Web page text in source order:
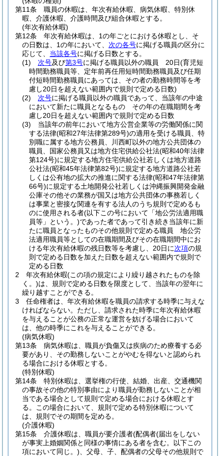
第11条
職員の休暇は、年次有給休暇、病気休暇、特別休
暇、介護休暇、介護時間及び組合休暇とする。
(年次有給休暇)
第12条
年次有給休暇は、1の年ごとにおける休暇とし、そ
の日数は、1の年において、 次の各号に掲げる職員の区分に
応じて、 当該各号に掲げる日数とする。
(1)
次号及び第3号に掲げる職員以外の職員 20日(育児短
時間勤務職員等、定年前再任用短時間勤務職員及び任期
付短時間勤務職員にあっては、その者の勤務時間等を考
慮し20日を超えない範囲内で規則で定める日数)
(2)
次号に掲げる職員以外の職員であって、当該年の中途
において新たに職員となるもの その年の在職期間を考
慮し20日を超えない範囲内で規則で定める日数
(3)
当該年の前年において地方公営企業等の労働関係に関
する法律(昭和27年法律第289号)の適用を受ける職員、特
別職に属する地方公務員、川西町以外の地方公共団体の
職員、国家公務員又は地方住宅供給公社法(昭和40年法律
第124号)に規定する地方住宅供給公社若しくは地方道路
公社法(昭和45年法律第82号)に規定する地方道路公社若
しくは公有地の拡大の推進に関する法律(昭和47年法律第
66号)に規定する土地開発公社若しくは沖縄振興開発金融
公庫その他その業務が国又は地方公共団体の事務若しく
は事業と密接な関連を有する法人のうち規則で定めるも
のに使用される者(以下この号において「地公労法適用職
員等」という。)であった者であって引き続き当該年に新
たに職員となったものその他規則で定める職員 地公労
法適用職員等としての在職期間及びその在職期間中にお
ける年次有給休暇の残日数等を考慮し、20日に次項の規
則で定める日数を加えた日数を超えない範囲内で規則で
定める日数
2
年次有給休暇(この項の規定により繰り越されたものを除
く。)は、規則で定める日数を限度として、当該年の翌年に
繰り越すことができる。
3
任命権者は、年次有給休暇を職員の請求する時季に与えな
ければならない。 ただし、請求された時季に年次有給休暇
を与えることが公務の正常な運営を妨げる場合において
は、他の時季にこれを与えることができる。
(病気休暇)
第13条
病気休暇は、職員が負傷又は疾病のため療養する必
要があり、その勤務しないことがやむを得ないと認められ
る場合における休暇とする。
(特別休暇)
第14条
特別休暇は、選挙権の行使、結婚、出産、交通機関
の事故その他の特別事由により職員が勤務しないことが相
当である場合として規則で定める場合における休暇とす
る。
この場合において、規則で定める特別休暇について
は、規則でその期間を定める。
(介護休暇)
第15条
介護休暇は、職員が要介護者(配偶者(届出をしない
が事実上婚姻関係と同様の事情にある者を含む。以下この
項において同じ。) 、父母、子、配偶者の父母その他規則で